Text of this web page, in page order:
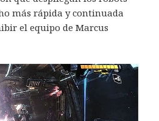
más rápida y continuada
el equipo de Marcus